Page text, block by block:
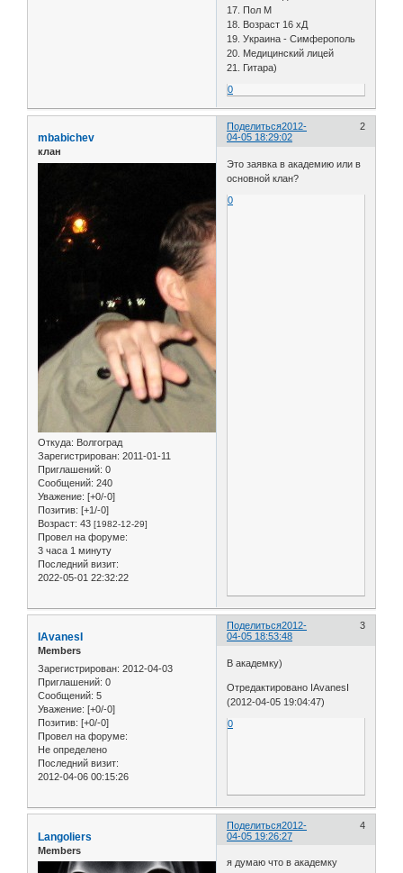
17. Пол М
18. Возраст 16 хД
19. Украина - Симферополь
20. Медицинский лицей
21. Гитара)
0
Поделиться 2
2012-
04-05 18:29:02
mbabichev
клан
Откуда: Волгоград
Зарегистрирован: 2011-01-11
Приглашений: 0
Сообщений: 240
Уважение: [+0/-0]
Позитив: [+1/-0]
Возраст: 43 [1982-12-29]
Провел на форуме:
3 часа 1 минуту
Последний визит:
2022-05-01 22:32:22
Это заявка в академию или в
основной клан?
0
Поделиться 3
2012-
04-05 18:53:48
IAvanesI
Members
Зарегистрирован: 2012-04-03
Приглашений: 0
Сообщений: 5
Уважение: [+0/-0]
Позитив: [+0/-0]
Провел на форуме:
Не определено
Последний визит:
2012-04-06 00:15:26
В академку)
Отредактировано IAvanesI
(2012-04-05 19:04:47)
0
Поделиться 4
2012-
04-05 19:26:27
Langoliers
Members
я думаю что в академку